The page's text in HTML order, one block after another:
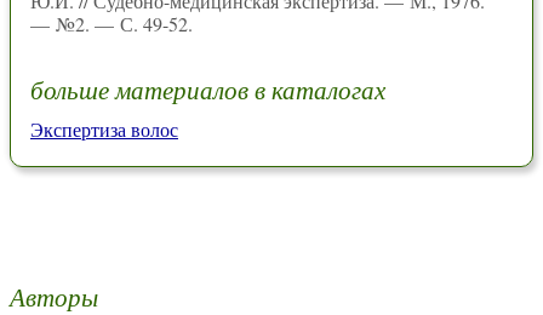
— №2. — С. 49-52.
больше материалов в каталогах
Экспертиза волос
Авторы